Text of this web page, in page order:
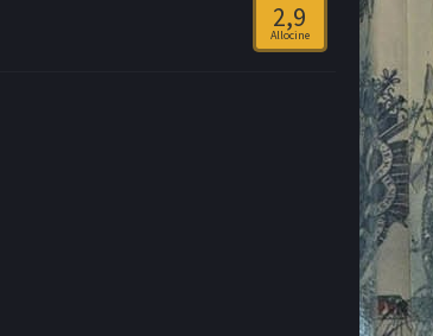
2,9
Allocine